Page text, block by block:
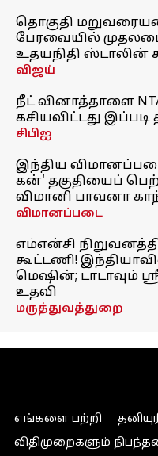
தொகுதி
பேரவையில்
உதயநிதி ஸ்டாலின்
விஜய்
நீட் வினாத்தாளை
கசியவிட்டது இப்படி
சிபிஐ
இந்திய
கன்' தகுதியைப்
விமானி பாவனா
விமானப்படை
எம்என்சி
கூட்டணி!
மெஷின்; டாடாவும்
உதவி
மருத்துவத்துறை
எங்களை பற்றி
விதிமுறைகளும்